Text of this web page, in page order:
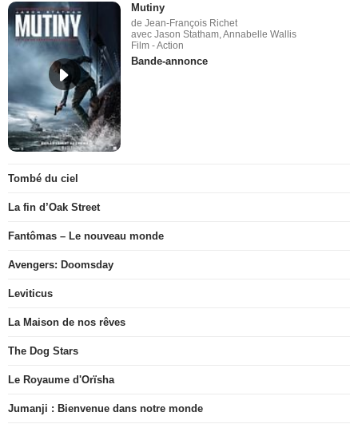
Mutiny
de Jean-François Richet
avec Jason Statham, Annabelle Wallis
Film - Action
Bande-annonce
Tombé du ciel
La fin d’Oak Street
Fantômas – Le nouveau monde
Avengers: Doomsday
Leviticus
La Maison de nos rêves
The Dog Stars
Le Royaume d'Orïsha
Jumanji : Bienvenue dans notre monde